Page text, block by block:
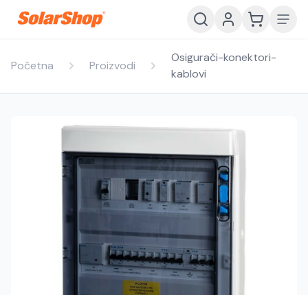
EN English
Početna Proizvodi
Osigurači-konektori-
kablovi